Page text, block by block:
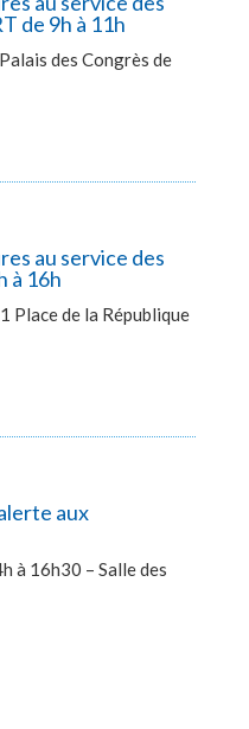
de 9h à 11h
des Congrès de
au service des
à 16h
Place de la République
aux
à 16h30 – Salle des